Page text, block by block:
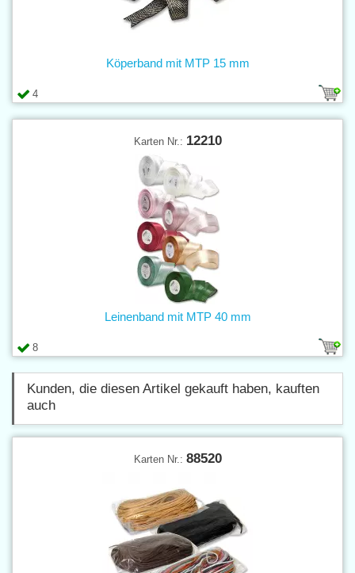
4
Köperband mit MTP 15 mm
Karten Nr.: 12210
8
Leinenband mit MTP 40 mm
Kunden, die diesen Artikel gekauft haben, kauften
auch
Karten Nr.: 88520